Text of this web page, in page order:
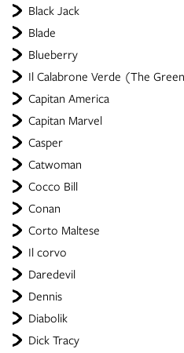
Black Jack
Blade
Blueberry
Il Calabrone Verde (The
Capitan America
Capitan Marvel
Casper
Catwoman
Cocco Bill
Conan
Corto Maltese
Il corvo
Daredevil
Dennis
Diabolik
Dick Tracy